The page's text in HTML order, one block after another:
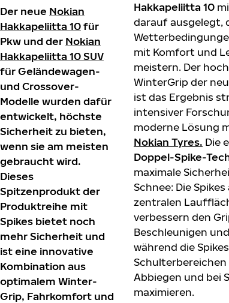
Der neue Nokian
Hakkapeliitta 10für
Pkw und der Nokian
Hakkapeliitta 10 SUV
für Geländewagen-
und Crossover-
Modelle wurden dafür
entwickelt, höchste
Sicherheit zu bieten,
wenn sie am meisten
gebraucht wird.
Dieses
Spitzenprodukt der
Produktreihe mit
Spikes bietet noch
mehr Sicherheit und
ist eine innovative
Kombination aus
optimalem Winter-
Grip, Fahrkomfort und
Hakkapeliitta10
darauf ausgelegt,
mit Komfort und
meistern. Der
WinterGrip der
ist das Ergebnis
intensiver
moderne Lösung
Nokian Tyres. Die
Doppel-Spike-
maximale
Schnee: Die
zentralen
verbessern den
Beschleunigen
während die
Schulterbereichen
Abbiegen und bei
maximieren.